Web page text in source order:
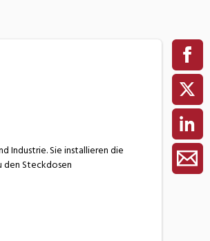
Industrie. Sie installieren die
den Steckdosen